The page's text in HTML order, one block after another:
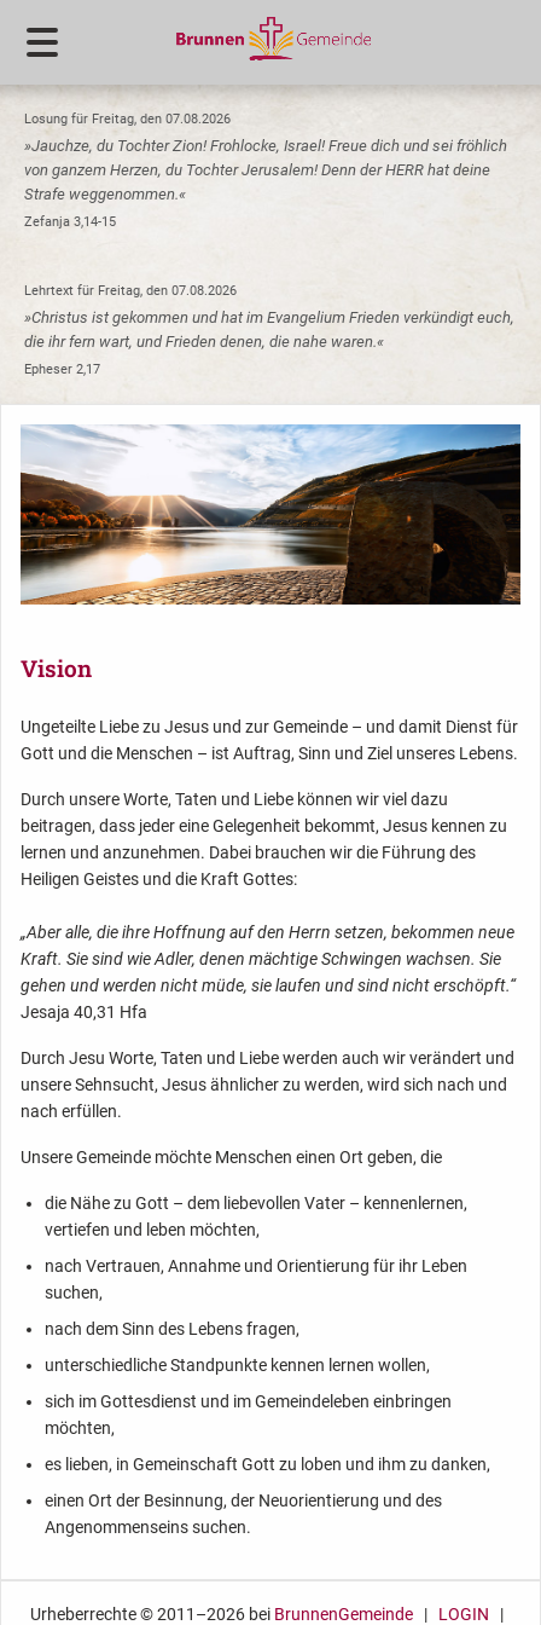
Losung für Freitag, den 07.08.2026
»Jauchze, du Tochter Zion! Frohlocke, Israel! Freue dich und sei fröhlich
von ganzem Herzen, du Tochter Jerusalem! Denn der HERR hat deine
Strafe weggenommen.«
Zefanja 3,14-15
Lehrtext für Freitag, den 07.08.2026
»Christus ist gekommen und hat im Evangelium Frieden verkündigt euch,
die ihr fern wart, und Frieden denen, die nahe waren.«
Epheser 2,17
Vision
Ungeteilte Liebe zu Jesus und zur Gemeinde – und damit Dienst für
Gott und die Menschen – ist Auftrag, Sinn und Ziel unseres Lebens.
Durch unsere Worte, Taten und Liebe können wir viel dazu
beitragen, dass jeder eine Gelegenheit bekommt, Jesus kennen zu
lernen und anzunehmen. Dabei brauchen wir die Führung des
Heiligen Geistes und die Kraft Gottes:
„Aber alle, die ihre Hoffnung auf den Herrn setzen, bekommen neue
Kraft. Sie sind wie Adler, denen mächtige Schwingen wachsen. Sie
gehen und werden nicht müde, sie laufen und sind nicht erschöpft.“
Jesaja 40,31 Hfa
Durch Jesu Worte, Taten und Liebe werden auch wir verändert und
unsere Sehnsucht, Jesus ähnlicher zu werden, wird sich nach und
nach erfüllen.
Unsere Gemeinde möchte Menschen einen Ort geben, die
die Nähe zu Gott – dem liebevollen Vater – kennenlernen,
vertiefen und leben möchten,
nach Vertrauen, Annahme und Orientierung für ihr Leben
suchen,
nach dem Sinn des Lebens fragen,
unterschiedliche Standpunkte kennen lernen wollen,
sich im Gottesdienst und im Gemeindeleben einbringen
möchten,
es lieben, in Gemeinschaft Gott zu loben und ihm zu danken,
einen Ort der Besinnung, der Neuorientierung und des
Angenommenseins suchen.
Urheberrechte © 2011 –2026 bei BrunnenGemeinde | LOGIN |